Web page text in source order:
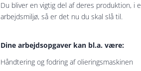
Du bliver en vigtig del af deres produktion,
arbejdsmiljø, så er det nu du skal slå til.
Dine arbejdsopgaver kan bl.a. være:
Håndtering og fodring af olieringsmaskinen